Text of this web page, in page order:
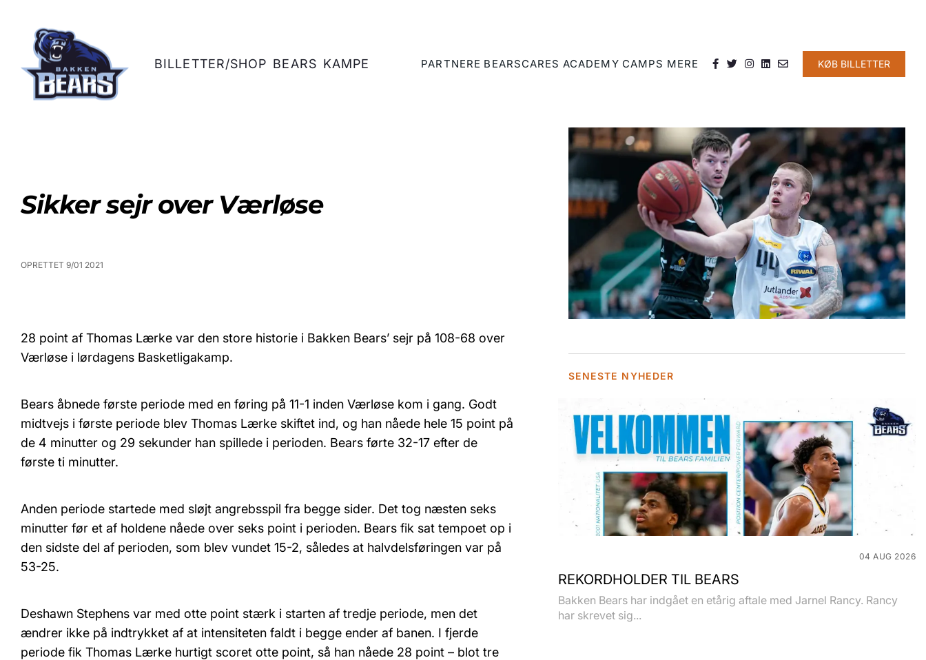
BILLETTER/SHOP BEARS KAMPE PARTNERE BEARSCARES ACADEMY CAMPS MERE KØB BILLETTER
Sikker sejr over Værløse
OPRETTET 9/01 2021
28 point af Thomas Lærke var den store historie i Bakken Bears’ sejr på 108-68 over
Værløse i lørdagens Basketligakamp.
Bears åbnede første periode med en føring på 11-1 inden Værløse kom i gang. Godt
midtvejs i første periode blev Thomas Lærke skiftet ind, og han nåede hele 15 point på
de 4 minutter og 29 sekunder han spillede i perioden. Bears førte 32-17 efter de
første ti minutter.
Anden periode startede med sløjt angrebsspil fra begge sider. Det tog næsten seks
minutter før et af holdene nåede over seks point i perioden. Bears fik sat tempoet op i
den sidste del af perioden, som blev vundet 15-2, således at halvdelsføringen var på
53-25.
Deshawn Stephens var med otte point stærk i starten af tredje periode, men det
ændrer ikke på indtrykket af at intensiteten faldt i begge ender af banen. I fjerde
periode fik Thomas Lærke hurtigt scoret otte point, så han nåede 28 point – blot tre
SENESTE NYHEDER
04 AUG 2026
REKORDHOLDER TIL BEARS
Bakken Bears har indgået en etårig aftale med Jarnel Rancy. Rancy
har skrevet sig...